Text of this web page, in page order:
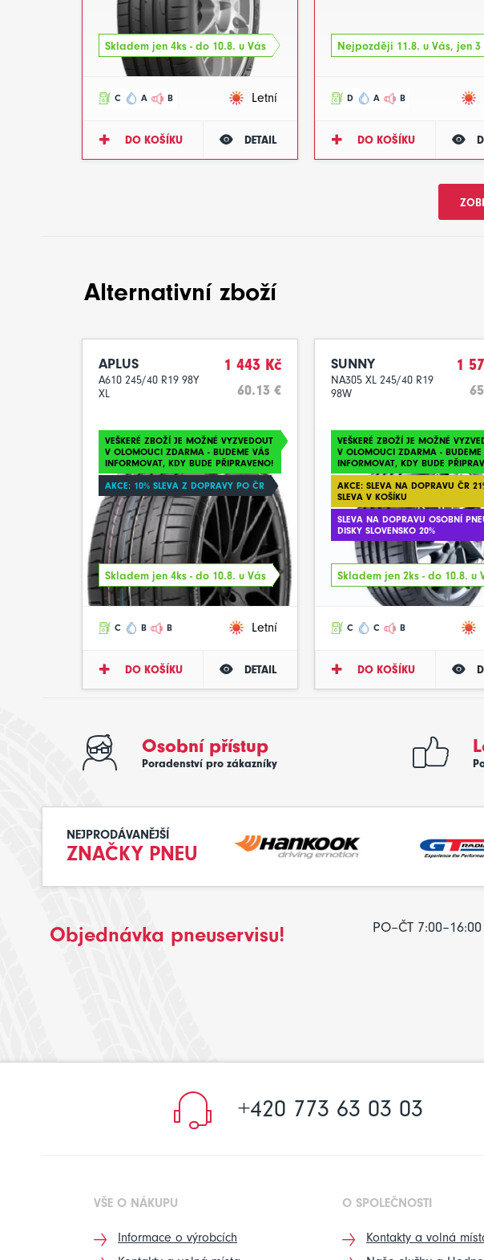
Skladem jen 4ks - do 10.8. u Vás
C A B Letní
DO KOŠÍKU DETAIL
Nejpozději 11.8. u Vás, jen 3
D A B
DO KOŠÍKU
Alternativní zboží
APLUS
A610 245/40 R19 98Y
XL
1 443 Kč
60.13 €
VEŠKERÉ ZBOŽÍ JE MOŽNÉ VYZVEDOUT
V OLOMOUCI ZDARMA - BUDEME VÁS
INFORMOVAT, KDY BUDE PŘIPRAVENO!
AKCE: 10% SLEVA Z DOPRAVY PO ČR
Skladem jen 4ks - do 10.8. u Vás
C B B Letní
DO KOŠÍKU DETAIL
SUNNY
NA305 XL 245/40 R19
98W
1
VEŠKERÉ ZBOŽÍ JE MOŽNÉ
V OLOMOUCI ZDARMA - BUDEME
INFORMOVAT, KDY BUDE
AKCE: SLEVA NA DOPRAVU ČR
SLEVA V KOŠÍKU
SLEVA NA DOPRAVU OSOBNÍ
DISKY SLOVENSKO 20%
Skladem jen 2ks - do 10.8. u
C C B
DO KOŠÍKU
Osobní přístup
Poradenství pro zákazníky
NEJPRODÁVANĚJŠÍ
ZNAČKY PNEU
Objednávka pneuservisu! PO–ČT
+420 773 63 03 03
VŠE O NÁKUPU
Informace o výrobcích
O SPOLEČNOSTI
Kontakty a volná